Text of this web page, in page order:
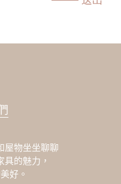
屋物坐坐聊聊
具的魅力，
好。